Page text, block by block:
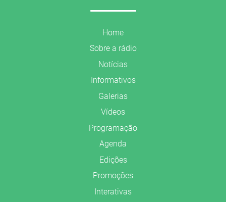
Home
Sobre a rádio
Notícias
Informativos
Galerias
Vídeos
Programação
Agenda
Edições
Promoções
Interativas